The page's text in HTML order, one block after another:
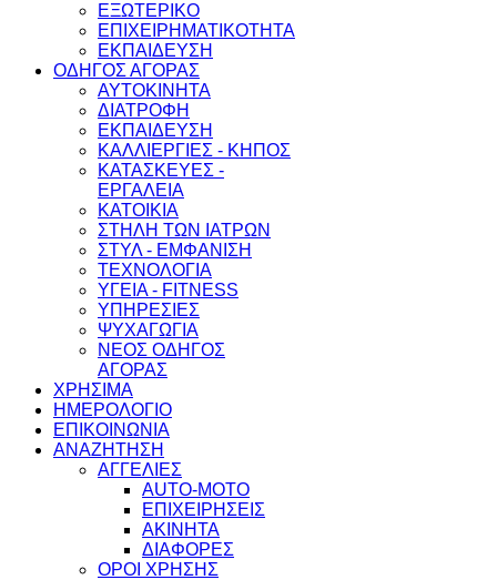
ΕΞΩΤΕΡΙΚΟ
ΕΠΙΧΕΙΡΗΜΑΤΙΚΟΤΗΤΑ
ΕΚΠΑΙΔΕΥΣΗ
ΟΔΗΓΟΣ ΑΓΟΡΑΣ
ΑΥΤΟΚΙΝΗΤΑ
ΔΙΑΤΡΟΦΗ
ΕΚΠΑΙΔΕΥΣΗ
ΚΑΛΛΙΕΡΓΙΕΣ - ΚΗΠΟΣ
ΚΑΤΑΣΚΕΥΕΣ -
ΕΡΓΑΛΕΙΑ
ΚΑΤΟΙΚΙΑ
ΣΤΗΛΗ ΤΩΝ ΙΑΤΡΩΝ
ΣΤΥΛ - ΕΜΦΑΝΙΣΗ
ΤΕΧΝΟΛΟΓΙΑ
ΥΓΕΙΑ - FITNESS
ΥΠΗΡΕΣΙΕΣ
ΨΥΧΑΓΩΓΙΑ
ΝΕΟΣ ΟΔΗΓΟΣ
ΑΓΟΡΑΣ
ΧΡΗΣΙΜΑ
ΗΜΕΡΟΛΟΓΙΟ
ΕΠΙΚΟΙΝΩΝΙΑ
ΑΝΑΖΗΤΗΣΗ
ΑΓΓΕΛΙΕΣ
AUTO-MOTO
ΕΠΙΧΕΙΡΗΣΕΙΣ
ΑΚΙΝΗΤΑ
ΔΙΑΦΟΡΕΣ
ΟΡΟΙ ΧΡΗΣΗΣ